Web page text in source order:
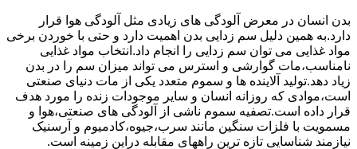
بدن انسان در معرض آلودگی های زیادی مثل آلودگی هوا قرار
دارد.به همین دلیل سم زدایی بدن اهمیت دارد و حتی با خوردن برخی
مواد غذایی می توان سم زدایی را انجام داد.انتخاب مواد غذایی
نامناسب،مات گوارشی و استرس می تواند میزان سم را در بدن
زیاد دهد.تولید آلاینده ها و سموم متعدد یکی از مات دنیای صنعتی
است،موادی که روزانه انسان و سایر موجودات زنده را مورد هدف
قرار داده است.تصفیه سموم ناشی از آلودگی های صنعتی،هوا و
مسمویت با فلزات سنگین مانند سرب،جیوه،کادمیوم و آرسنیک
نیازمند شناسایی تازه ترین راههای مقابله دراین زمینه است.